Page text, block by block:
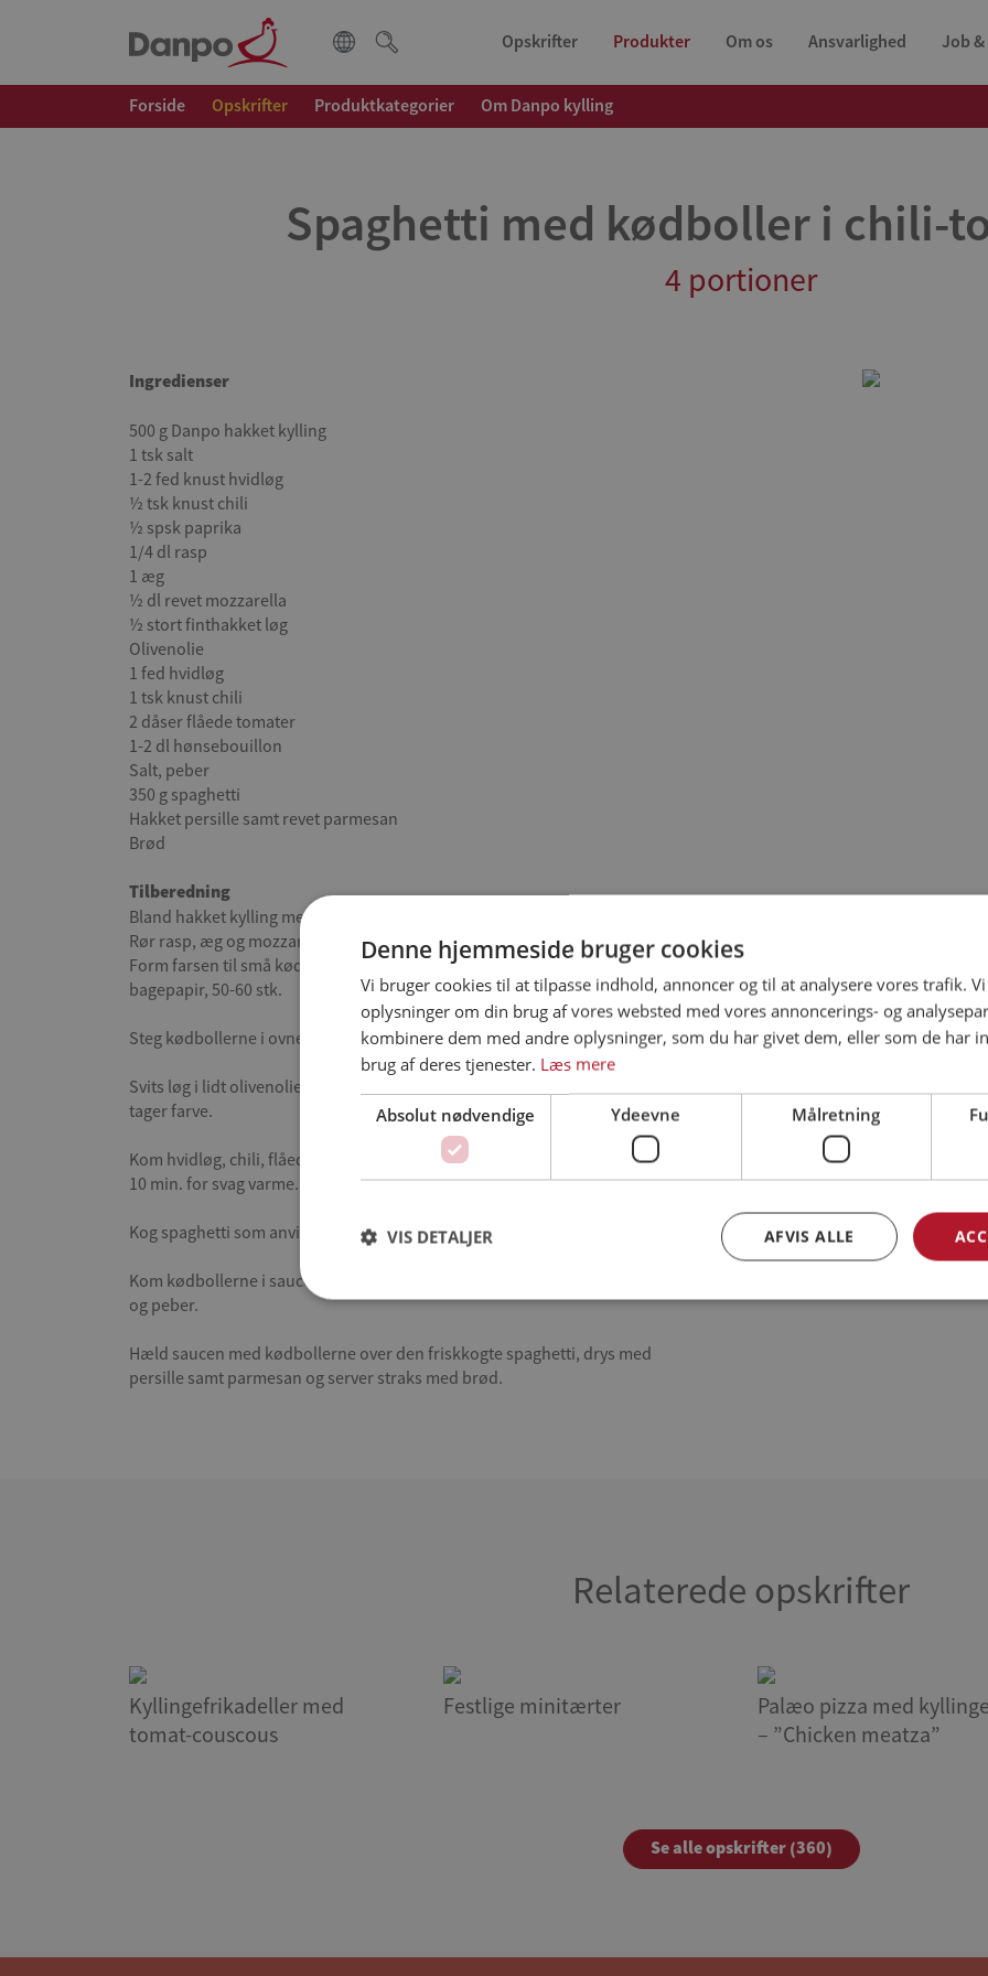
Opskrifter Produkter Om os Ansvarlighed Job
Forside Opskrifter Produktkategorier Om Danpo kylling
Spaghetti med kødboller i chili-
4 portioner
Ingredienser
500 g Danpo hakket kylling
1 tsk salt
1-2 fed knust hvidløg
½ tsk knust chili
½ spsk paprika
1/4 dl rasp
1 æg
½ dl revet mozzarella
½ stort finthakket løg
Olivenolie
1 fed hvidløg
1 tsk knust chili
2 dåser flåede tomater
1-2 dl hønsebouillon
Salt, peber
350 g spaghetti
Hakket persille samt revet parmesan
Brød
Tilberedning
Bland hakket kylling med salt, hvidløg, chili og paprika.
Rør rasp, æg og mozzarella i farsen og lad den hvile 10 min.
Form farsen til små kødboller og læg dem på en bageplade med
bagepapir, 50-60 stk.
Steg kødbollerne i ovnen ved 225°C i 12 min.
Svits løg i lidt olivenolie ved middel varme til det er mørt men uden at det
tager farve.
Kom hvidløg, chili, flåede tomater samt bouillon ved og lad saucen koge
10 min. for svag varme.
Kog spaghetti som anvist.
Kom kødbollerne i saucen, varm den godt igennem og smag til med salt
og peber.
Hæld saucen med kødbollerne over den friskkogte spaghetti, drys med
persille samt parmesan og server straks med brød.
Relaterede opskrifter
Kyllingefrikadeller med
tomat-couscous
Festlige minitærter
Palæo pizza med
– ”Chicken meatza”
Se alle opskrifter (360)
Denne hjemmeside bruger cookies
Vi bruger cookies til at tilpasse indhold, annoncer og til at analysere vores trafik.
oplysninger om din brug af vores websted med vores annoncerings- og
kombinere dem med andre oplysninger, som du har givet dem, eller som de har
brug af deres tjenester. Læs mere
Absolut nødvendige Ydeevne Målretning
AFVIS ALLE
VIS DETALJER